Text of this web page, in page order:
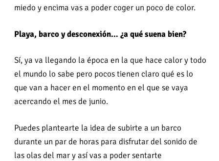
miedo y encima vas a poder coger un poco de color.
Playa, barco y desconexión… ¿a qué suena bien?
Sí, ya va llegando la época en la que hace calor y todo
el mundo lo sabe pero pocos tienen claro qué es lo
que van a hacer en el momento en el que se vaya
acercando el mes de junio.
Puedes plantearte la idea de subirte a un barco
durante un par de horas para disfrutar del sonido de
las olas del mar y así vas a poder sentarte